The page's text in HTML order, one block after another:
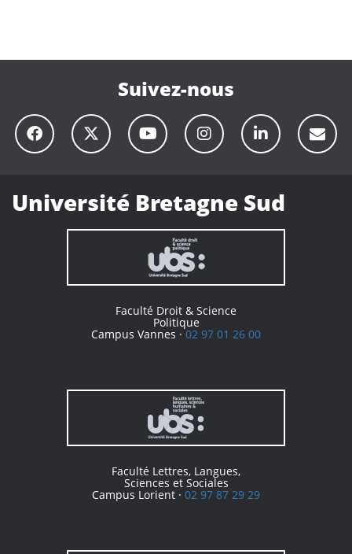
Suivez-nous
Université Bretagne Sud
Faculté Droit & Science
Politique
Campus Vannes ·02 97 01 26 00
Faculté Lettres, Langues,
Sciences et Sociales
Campus Lorient · 02 97 87 29 29